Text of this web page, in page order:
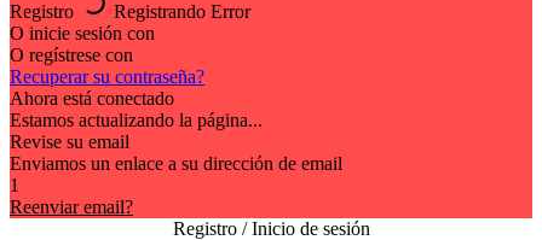
Registro
Registrando Error
O inicie sesión con
O regístrese con
Recuperar su contraseña?
Ahora está conectado
Estamos actualizando la página...
Revise su email
Enviamos un enlace a su dirección de email
1
Reenviar email?
Registro / Inicio de sesión